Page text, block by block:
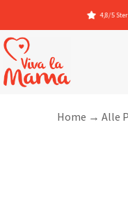
Home → Alle